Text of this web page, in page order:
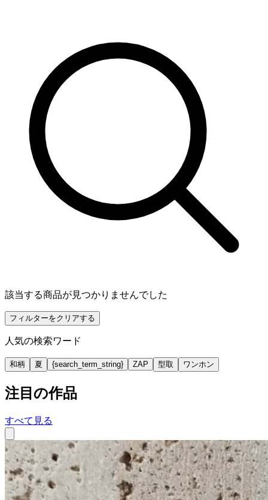
該当する商品が見つかりませんでした
フィルターをクリアする
人気の検索ワード
和柄 夏 {search_term_string} ZAP 型取 ワンホン
注目の作品
すべて見る